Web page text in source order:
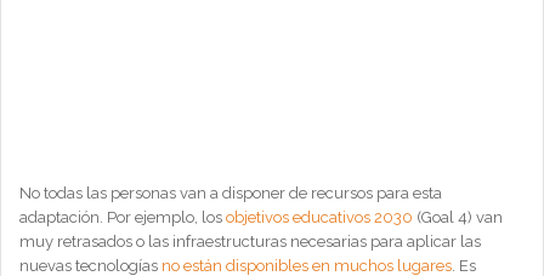
No todas las personas van a disponer de recursos para esta
adaptación. Por ejemplo, los objetivos educativos 2030 (Goal 4) van
muy retrasados o las infraestructuras necesarias para aplicar las
nuevas tecnologías no están disponibles en muchos lugares. Es